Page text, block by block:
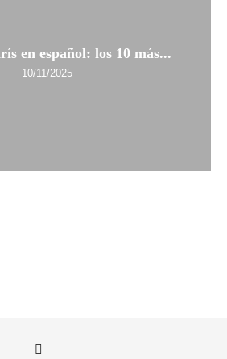
en español: los 10 más...
10/11/2025